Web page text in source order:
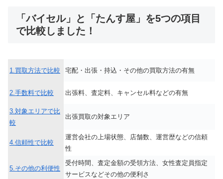
「バイセル」と「たんす屋」を5つの項目
で比較しました！
1.買取方法で比較 宅配・出張・持込・その他の買取方法の有無
2.手数料で比較 出張料、査定料、キャンセル料などの有無
3.対象エリアで比
較
出張買取の対象エリア
4.信頼性で比較
運営会社の上場状態、店舗数、運営歴などの信頼
性
5.その他の利便性
受付時間、査定金額の受領方法、女性査定員指定
サービスなどその他の便利さ